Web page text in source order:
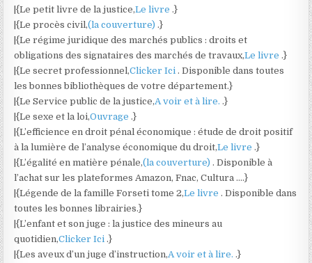
|{Le petit livre de la justice,Le livre .}
|{Le procès civil,(la couverture) .}
|{Le régime juridique des marchés publics : droits et
obligations des signataires des marchés de travaux,Le livre .}
|{Le secret professionnel,Clicker Ici . Disponible dans toutes
les bonnes bibliothèques de votre département.}
|{Le Service public de la justice,A voir et à lire. .}
|{Le sexe et la loi,Ouvrage .}
|{L’efficience en droit pénal économique : étude de droit positif
à la lumière de l’analyse économique du droit,Le livre .}
|{L’égalité en matière pénale,(la couverture) . Disponible à
l’achat sur les plateformes Amazon, Fnac, Cultura ….}
|{Légende de la famille Forseti tome 2,Le livre . Disponible dans
toutes les bonnes librairies.}
|{L’enfant et son juge : la justice des mineurs au
quotidien,Clicker Ici .}
|{Les aveux d’un juge d’instruction,A voir et à lire. .}